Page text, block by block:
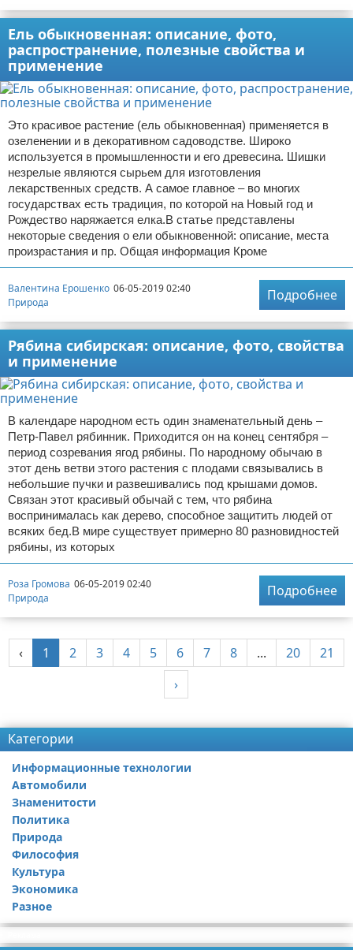
Ель обыкновенная: описание, фото,
распространение, полезные свойства и
применение
Это красивое растение (ель обыкновенная) применяется в
озеленении и в декоративном садоводстве. Широко
используется в промышленности и его древесина. Шишки
незрелые являются сырьем для изготовления
лекарственных средств. А самое главное – во многих
государствах есть традиция, по которой на Новый год и
Рождество наряжается елка.В статье представлены
некоторые сведения о ели обыкновенной: описание, места
произрастания и пр. Общая информация Кроме
Валентина Ерошенко 06-05-2019 02:40
Природа
Подробнее
Рябина сибирская: описание, фото, свойства
и применение
В календаре народном есть один знаменательный день –
Петр-Павел рябинник. Приходится он на конец сентября –
период созревания ягод рябины. По народному обычаю в
этот день ветви этого растения с плодами связывались в
небольшие пучки и развешивались под крышами домов.
Связан этот красивый обычай с тем, что рябина
воспринималась как дерево, способное защитить людей от
всяких бед.В мире существует примерно 80 разновидностей
рябины, из которых
Роза Громова 06-05-2019 02:40
Природа
Подробнее
‹ 1 2 3 4 5 6 7 8 ... 20
21
›
Категории
Информационные технологии
Автомобили
Знаменитости
Политика
Природа
Философия
Культура
Экономика
Разное